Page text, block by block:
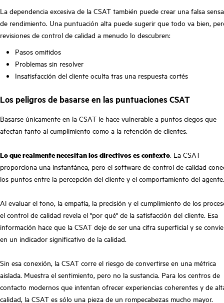
La dependencia excesiva de la CSAT también puede crear una falsa
de rendimiento. Una puntuación alta puede sugerir que todo va bien,
revisiones de control de calidad a menudo lo descubren:
Pasos omitidos
Problemas sin resolver
Insatisfacción del cliente oculta tras una respuesta cortés
Los peligros de basarse en las puntuaciones CSAT
Basarse únicamente en la CSAT le hace vulnerable a puntos ciegos que
afectan tanto al cumplimiento como a la retención de clientes.
Lo que realmente necesitan los directivos es contexto. La CSAT
proporciona una instantánea, pero el software de control de calidad
los puntos entre la percepción del cliente y el comportamiento del agente.
Al evaluar el tono, la empatía, la precisión y el cumplimiento de los
el control de calidad revela el "por qué" de la satisfacción del cliente. Esa
información hace que la CSAT deje de ser una cifra superficial y se
en un indicador significativo de la calidad.
Sin esa conexión, la CSAT corre el riesgo de convertirse en una métrica
aislada. Muestra el sentimiento, pero no la sustancia. Para los centros de
contacto modernos que intentan ofrecer experiencias coherentes y de
calidad, la CSAT es sólo una pieza de un rompecabezas mucho mayor.